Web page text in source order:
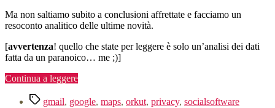
Ma non saltiamo subito a conclusioni affrettate e facciamo un
resoconto analitico delle ultime novità.
[avvertenza! quello che state per leggere è solo un’analisi dei dati
fatta da un paranoico… me ;)]
Continua a leggere“where
my
Tag gmail, google, maps, orkut, privacy, socialsoftware